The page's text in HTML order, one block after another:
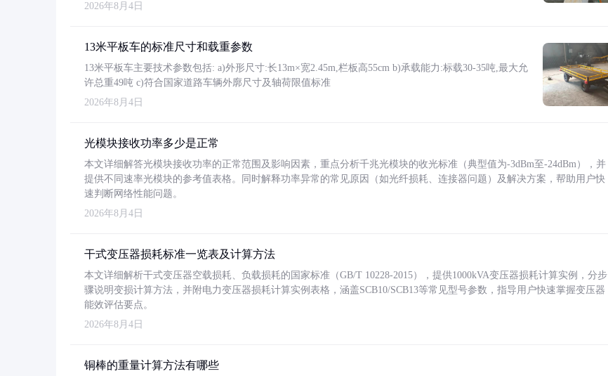
2026年8月4日
13米平板车的标准尺寸和载重参数
13米平板车主要技术参数包括: a)外形尺寸:长13m×宽2.45m,栏板高55cm b)承载能力:标载30-35吨,最大允
许总重49吨 c)符合国家道路车辆外廓尺寸及轴荷限值标准
2026年8月4日
光模块接收功率多少是正常
本文详细解答光模块接收功率的正常范围及影响因素，重点分析千兆光模块的收光标准（典型值为-3dBm至-24dBm），并
提供不同速率光模块的参考值表格。同时解释功率异常的常见原因（如光纤损耗、连接器问题）及解决方案，帮助用户快
速判断网络性能问题。
2026年8月4日
干式变压器损耗标准一览表及计算方法
本文详细解析干式变压器空载损耗、负载损耗的国家标准（GB/T 10228-2015），提供1000kVA变压器损耗计算实例，分步
骤说明变损计算方法，并附电力变压器损耗计算实例表格，涵盖SCB10/SCB13等常见型号参数，指导用户快速掌握变压器
能效评估要点。
2026年8月4日
铜棒的重量计算方法有哪些